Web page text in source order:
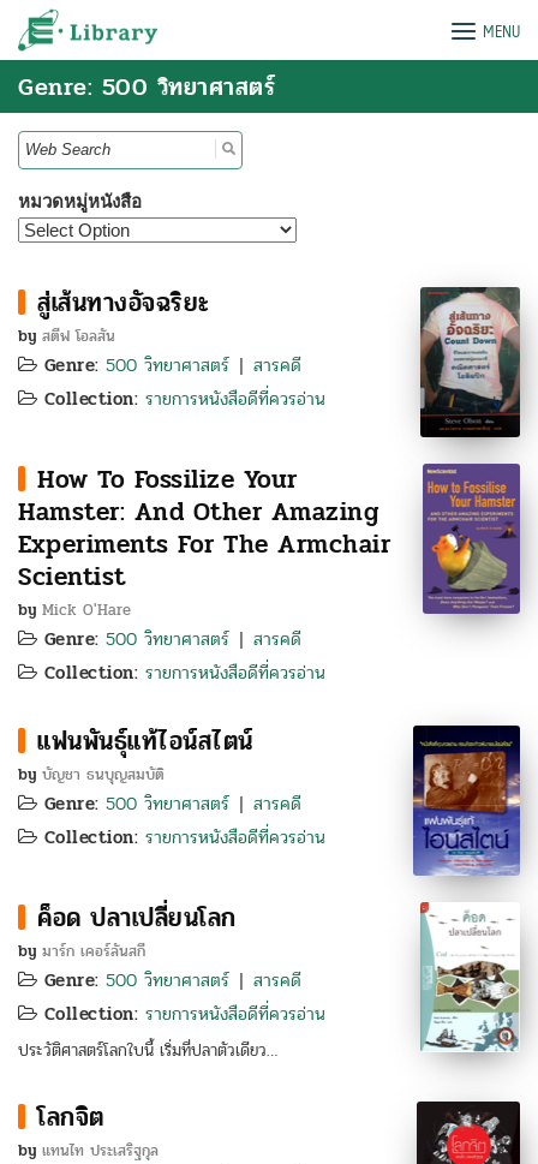
Skip
e-Library MENU
Genre: 500 วิทยาศาสตร์
Search
for:
หมวดหมู่หนังสือ
สู่เส้นทางอัจฉริยะ
by สตีฟ โอลสัน
Genre: 500 วิทยาศาสตร์ | สารคดี
Collection: รายการหนังสือดีที่ควรอ่าน
How To Fossilize Your
Hamster: And Other Amazing
Experiments For The Armchair
Scientist
by Mick O'Hare
Genre: 500 วิทยาศาสตร์ | สารคดี
Collection: รายการหนังสือดีที่ควรอ่าน
แฟนพันธุ์แท้ไอน์สไตน์
by บัญชา ธนบุญสมบัติ
Genre: 500 วิทยาศาสตร์ | สารคดี
Collection: รายการหนังสือดีที่ควรอ่าน
ค็อด ปลาเปลี่ยนโลก
by มาร์ก เคอร์ลันสกี
Genre: 500 วิทยาศาสตร์ | สารคดี
Collection: รายการหนังสือดีที่ควรอ่าน
ประวัติศาสตร์โลกใบนี้ เริ่มที่ปลาตัวเดียว…
โลกจิต
by แทนไท ประเสริฐกุล